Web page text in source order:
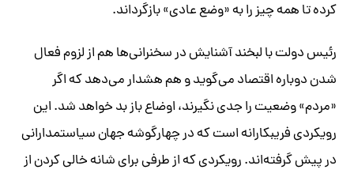
کرده تا همه چیز را به «وضع عادی» بازگرداند.
رئیس دولت با لبخند آشنایش در سخنرانی‌ها هم از لزوم فعال
شدن دوباره اقتصاد می‌گوید و هم هشدار می‌دهد که اگر
«مردم» وضعیت را جدی نگیرند، اوضاع باز بد خواهد شد. این
رویکردی فریبکارانه است که در چهارگوشه جهان سیاستمدارانی
در پیش گرفته‌اند. رویکردی که از طرفی برای شانه خالی کردن از